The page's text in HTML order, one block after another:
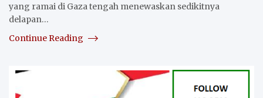
yang ramai di Gaza tengah menewaskan sedikitnya
delapan…
Continue Reading